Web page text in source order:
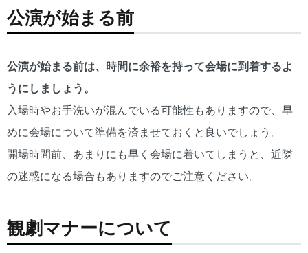
公演が始まる前
公演が始まる前は、時間に余裕を持って会場に到着するよ
うにしましょう。
入場時やお手洗いが混んでいる可能性もありますので、早
めに会場について準備を済ませておくと良いでしょう。
開場時間前、あまりにも早く会場に着いてしまうと、近隣
の迷惑になる場合もありますのでご注意ください。
観劇マナーについて